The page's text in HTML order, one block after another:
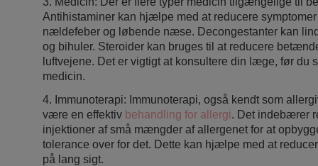
Antihistaminer kan hjælpe med at reducere
nældefeber og løbende næse. Decongestanter kan
og bihuler. Steroider kan bruges til at reducere
luftvejene. Det er vigtigt at konsultere din læge, før du
medicin.
4. Immunoterapi: Immunoterapi, også kendt som
være en effektiv behandling for allergi. Det indebærer
injektioner af små mængder af allergenet for at
tolerance over for det. Dette kan hjælpe med at
på lang sigt.